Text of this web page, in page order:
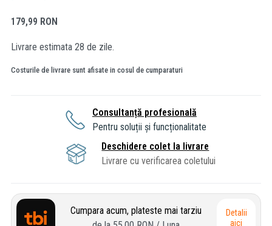
179,99 RON
Livrare estimata 28 de zile.
Costurile de livrare sunt afisate in cosul de cumparaturi
Consultanță profesională
Pentru soluții și funcționalitate
Deschidere colet la livrare
Livrare cu verificarea coletului
Cumpara acum, plateste mai tarziu
Detalii
aici